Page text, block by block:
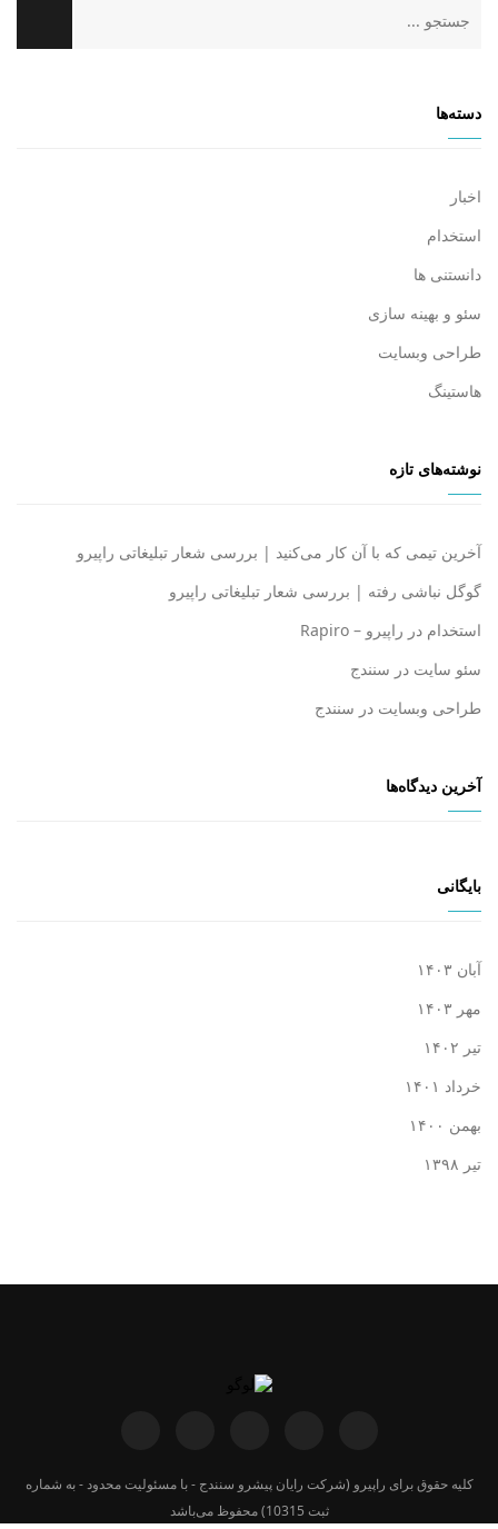
دسته‌ها
اخبار
استخدام
دانستنی ها
سئو و بهینه سازی
طراحی وبسایت
هاستینگ
نوشته‌های تازه
آخرین تیمی که با آن کار می‌کنید | بررسی شعار تبلیغاتی راپیرو
گوگل نباشی رفته | بررسی شعار تبلیغاتی راپیرو
استخدام در راپیرو – Rapiro
سئو سایت در سنندج
طراحی وبسایت در سنندج
آخرین دیدگاه‌ها
بایگانی
آبان ۱۴۰۳
مهر ۱۴۰۳
تیر ۱۴۰۲
خرداد ۱۴۰۱
بهمن ۱۴۰۰
تیر ۱۳۹۸
کلیه حقوق برای راپیرو (شرکت رایان پیشرو سنندج - با مسئولیت محدود - به شماره
ثبت 10315) محفوظ می‌باشد